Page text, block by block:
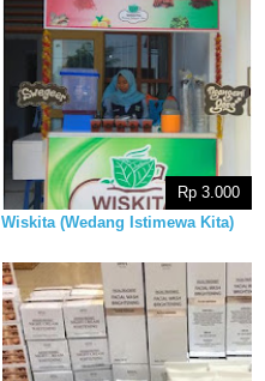
Wiskita (Wedang Istimewa Kita)
Rp 3.000